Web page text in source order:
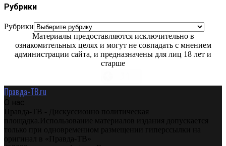
Рубрики
Рубрики
Материалы предоставляются исключительно в
ознакомительных целях и могут не совпадать с мнением
администрации сайта, и предназначены для лиц 18 лет и
старше
Правда-ТВ.ru
О нас
Правда-ТВ - Дискуссионно политическая
площадка.Использование материалов издания допускается
только при одновременном размещении гиперссылки на
оригинал в «Правда-ТВ»